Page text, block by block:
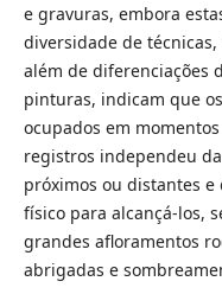
e gravuras, embora
diversidade de
além de diferenciações
pinturas, indicam que
ocupados em
registros independeu
próximos ou distantes
físico para alcançá-los,
grandes afloramentos
abrigadas e